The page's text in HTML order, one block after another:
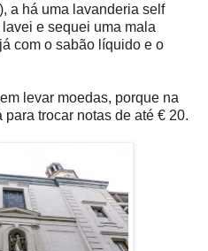
a há uma lavanderia self
e sequei uma mala
com o sabão líquido e o
levar moedas, porque na
trocar notas de até € 20.